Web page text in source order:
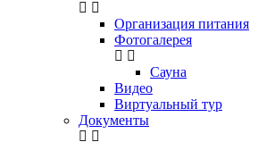
Организация питания
Фотогалерея
Сауна
Видео
Виртуальный тур
Документы